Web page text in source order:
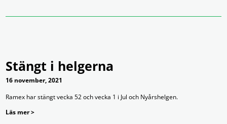
Stängt i helgerna
16 november, 2021
Ramex har stängt vecka 52 och vecka 1 i Jul och Nyårshelgen.
Läs mer >